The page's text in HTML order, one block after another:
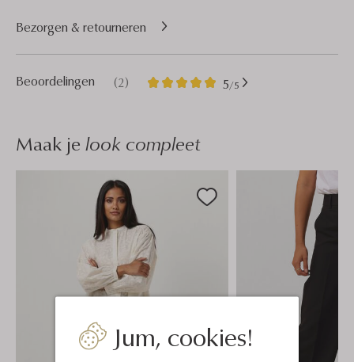
Jum, cookies!
Beoordelingen (2) 5/5
2
5
Bezorgen & retourneren
Maak je look compleet